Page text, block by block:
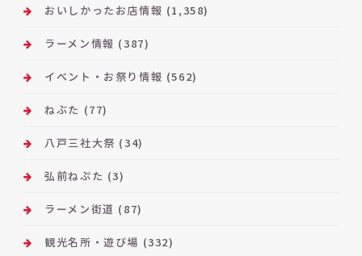
おいしかったお店情報 (1,358)
ラーメン情報 (387)
イベント・お祭り情報 (562)
ねぶた (77)
八戸三社大祭 (34)
弘前ねぷた (3)
ラーメン街道 (87)
観光名所・遊び場 (332)